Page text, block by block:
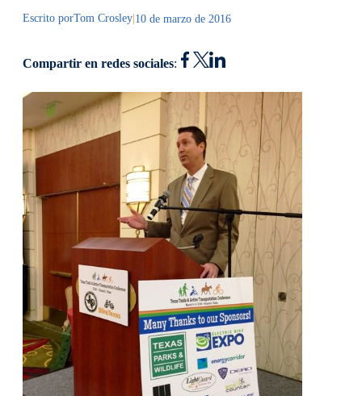
Escrito porTom Crosley|10 de marzo de 2016
Compartir en redes sociales: